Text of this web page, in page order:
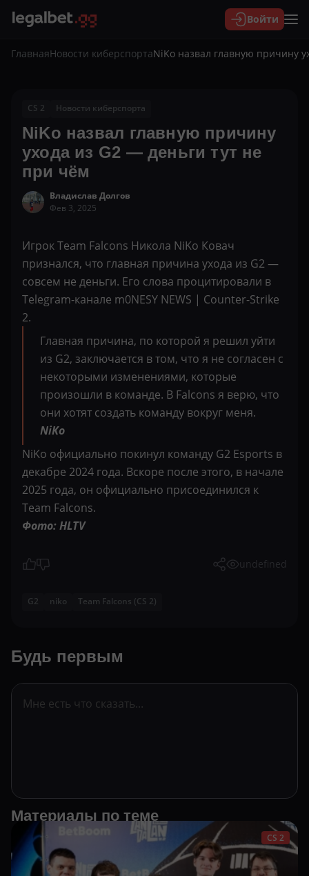
Войти
ГлавнаяНовости киберспортаNiKo назвал главную причину
CS 2 Новости киберспорта
NiKo назвал главную причину
ухода из G2 — деньги тут не
при чём
Владислав Долгов
Фев 3, 2025
Игрок Team Falcons Никола NiKo Ковач
признался, что главная причина ухода из G2 —
совсем не деньги. Его слова процитировали в
Telegram-канале m0NESY NEWS | Counter-Strike
2.
Главная причина, по которой я решил уйти
из G2, заключается в том, что я не согласен с
некоторыми изменениями, которые
произошли в команде. В Falcons я верю, что
они хотят создать команду вокруг меня.
NiKo
NiKo официально покинул команду G2 Esports в
декабре 2024 года. Вскоре после этого, в начале
2025 года, он официально присоединился к
Team Falcons.
Фото: HLTV
undefined
G2 niko Team Falcons (CS 2)
Будь первым
Материалы по теме
CS 2